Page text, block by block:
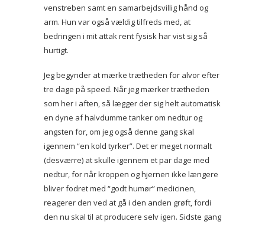
venstreben samt en samarbejdsvillig hånd og
arm. Hun var også vældig tilfreds med, at
bedringen i mit attak rent fysisk har vist sig så
hurtigt.
Jeg begynder at mærke trætheden for alvor efter
tre dage på speed. Når jeg mærker trætheden
som her i aften, så lægger der sig helt automatisk
en dyne af halvdumme tanker om nedtur og
angsten for, om jeg også denne gang skal
igennem “en kold tyrker”. Det er meget normalt
(desværre) at skulle igennem et par dage med
nedtur, for når kroppen og hjernen ikke længere
bliver fodret med “godt humør” medicinen,
reagerer den ved at gå i den anden grøft, fordi
den nu skal til at producere selv igen. Sidste gang